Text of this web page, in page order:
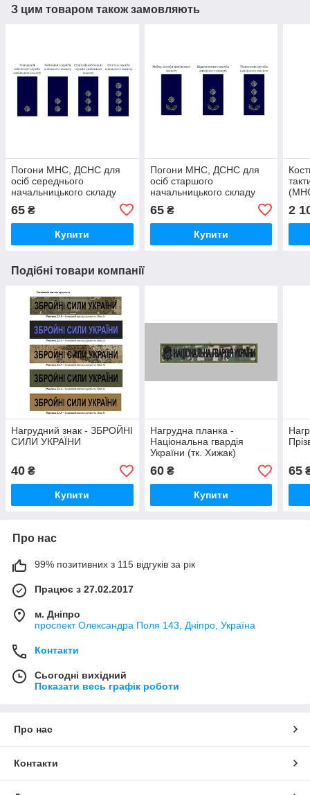
З цим товаром також замовляють
Погони МНС, ДСНС для
осіб середнього
начальницького складу
65 ₴
Купити
Погони МНС, ДСНС для
осіб старшого
начальницького складу
65₴
Купити
2
Подібні товари компанії
Нагрудний знак - ЗБРОЙНІ
СИЛИ УКРАЇНИ
40 ₴
Купити
Нагрудна планка -
Національна гвардія
України (тк. Хижак)
60₴
Купити
65
Про нас
99% позитивних з 115 відгуків за рік
Працює з 27.02.2017
м. Дніпро
проспект Олександра Поля 143, Дніпро, Україна
Контакти
Сьогодні вихідний
Показати весь графік роботи
Про нас
Контакти